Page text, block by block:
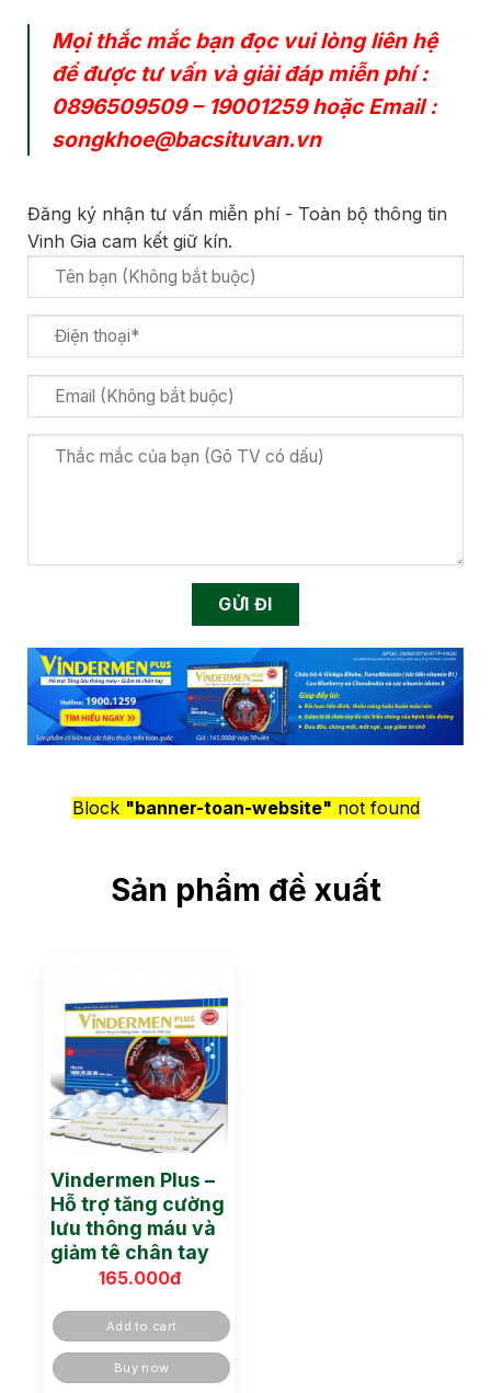
Mọi thắc mắc bạn đọc vui lòng liên hệ
để được tư vấn và giải đáp miễn phí :
0896509509– 19001259hoặc Email :
songkhoe@bacsituvan.vn
Đăng ký nhận tư vấn miễn phí - Toàn bộ thông tin
Vinh Gia cam kết giữ kín.
Block "banner-toan-website" not found
Sản phẩm đề xuất
Vindermen Plus –
Hỗ trợ tăng cường
lưu thông máu và
giảm tê chân tay
165.000đ
Add to cart
Buy now